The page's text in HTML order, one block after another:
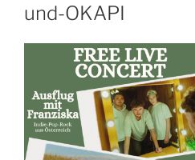
und-OKAPI